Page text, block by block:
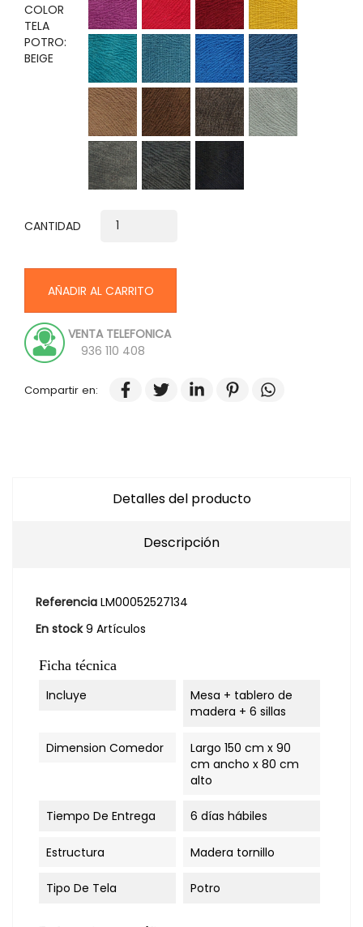
COLOR
TELA
POTRO:
BEIGE
Verde
Jade
cobalto
Azul
marino
Azul
acero
Tabaco Marrón Moro Plata
Gris
Plomo
rata
Negro
CANTIDAD
AÑADIR AL CARRITO
VENTA TELEFONICA
936 110 408
Compartir en:
Detalles del producto
Descripción
Referencia LM00052527134
En stock 9 Artículos
Ficha técnica
Incluye
Mesa + tablero de
madera + 6 sillas
Dimension Comedor
Largo 150 cm x 90
cm ancho x 80 cm
alto
Tiempo De Entrega 6 días hábiles
Estructura Madera tornillo
Tipo De Tela Potro